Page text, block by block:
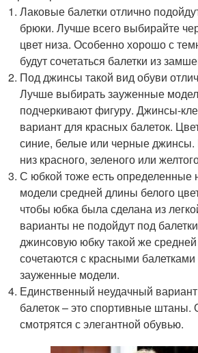
Лаковые балетки отлично
брюки. Лучше всего выбирайте
цвет низа. Особенно хорошо с
будут сочетаться балетки из
Под джинсы такой вид обуви
Лучше выбирать зауженные
подчеркивают фигуру. Джинсы-
вариант для красных балеток.
синие, белые или черные джинсы.
низ красного, зеленого или
С юбкой тоже есть
модели средней длины белого
чтобы юбка была сделана из
варианты не подойдут под
джинсовую юбку такой же
сочетаются с красными балетками
зауженные модели.
Единственный неудачный
балеток – это спортивные штаны.
смотрятся с элегантной обувью.